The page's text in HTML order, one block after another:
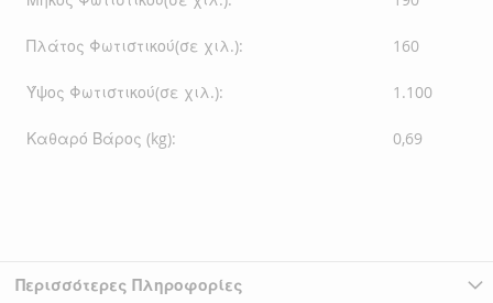
Πλάτος Φωτιστικού(σε χιλ.): 160
Ύψος Φωτιστικού(σε χιλ.): 1.100
Καθαρό Βάρος (kg): 0,69
Περισσότερες Πληροφορίες